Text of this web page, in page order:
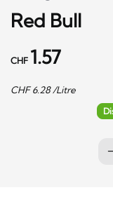
Red Bull
CHF 1.57
CHF6.28/Litre